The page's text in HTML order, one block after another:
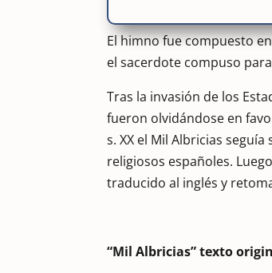
El himno fue compuesto
el sacerdote compuso
Tras la invasión de los
fueron olvidándose en
s. XX el Mil Albricias
religiosos españoles.
traducido al inglés y
“Mil Albricias” texto